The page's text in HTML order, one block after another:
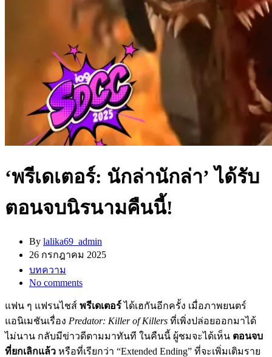
‘พรีเดเตอร์: นักล่านักล่า’ ได้รับ
ตอนจบนิรนามคืนนี้!
By lalika69_admin
26 กรกฎาคม 2025
บทความ
No comments
แฟน ๆ แฟรนไชส์ พรีเดเตอร์ได้เฮกันอีกครั้ง เมื่อภาพยนตร์
แอนิเมชันเรื่อง Predator: Killer of Killers ที่เพิ่งปล่อยออกมาได้
ไม่นาน กลับมีข่าวดีตามมาทันที ในคืนนี้ ผู้ชมจะได้เห็น ตอนจบ
ที่ยกเลิกแล้ว หรือที่เรียกว่า “Extended Ending” ที่จะเพิ่มเติมราย